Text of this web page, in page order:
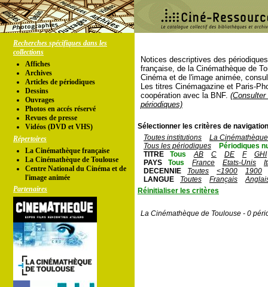
Recherches spécifiques dans les
collections
Affiches
Archives
Articles de périodiques
Dessins
Ouvrages
Photos en accés réservé
Revues de presse
Vidéos (DVD et VHS)
Répertoires
La Cinémathèque française
La Cinémathèque de Toulouse
Centre National du Cinéma et de
l'image animée
Partenaires
Notices descriptives des
française, de la Cinémathèque de
Cinéma et de l'image animée,
Les titres Cinémagazine et Paris-
coopération avec la BNF.
périodiques)
Sélectionner les critères de
Toutes institutions
La
Tous les périodiques
Périodiques
TITRE
Tous AB C DE F
GHI
PAYS
Tous France Etats-Unis
DECENNIE
Toutes <1900
1900
LANGUE
Toutes Français
Réinitialiser les critères
La Cinémathèque de Toulouse - 0